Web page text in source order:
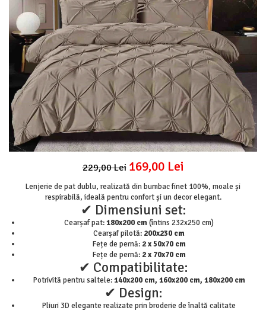
Lenjerii Pat Imprimeu 5D cu Elastic
Cearceaf cu Elastic pat 1 Persoana
Cearceaf cu Elastic pat 2 Persoane
Lenjerii Pat Inimi Brodate
Lenjerii Pat, Bumbac-Finet Premium, 1
Persoana
Lenjerii Pat, Bumbac-Finet Premium, 2
Persoane
Cearceaf cu Elastic
Cearceaf Normal
229,00 Lei 169,00 Lei
Lenjerie de pat dublu, realizată din bumbac finet 100%, moale și
respirabilă, ideală pentru confort și un decor elegant.
✔ Dimensiuni set:
Cearșaf pat:180x200 cm(întins 232x250 cm)
Cearșaf pilotă: 200x230 cm
Fețe de pernă: 2 x 50x70 cm
Fețe de pernă: 2 x 70x70 cm
✔ Compatibilitate:
Potrivită pentru saltele:140x200 cm, 160x200 cm, 180x200 cm
✔ Design:
Pliuri 3D elegante realizate prin broderie de înaltă calitate